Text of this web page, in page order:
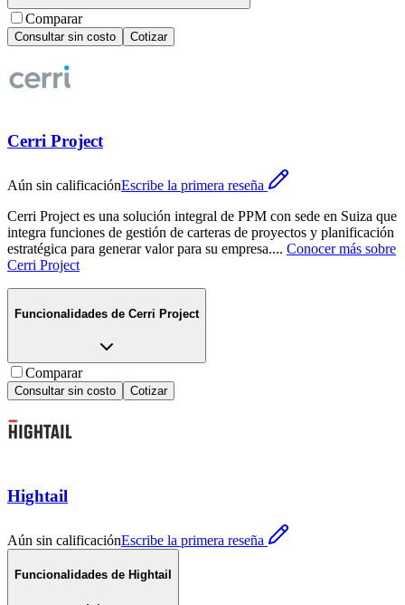
Comparar
Consultar sin costo Cotizar
Cerri Project
Aún sin calificaciónEscribe la primera reseña
Cerri Project es una solución integral de PPM con sede en Suiza que
integra funciones de gestión de carteras de proyectos y planificación
estratégica para generar valor para su empresa.... Conocer más sobre
Cerri Project
Funcionalidades de Cerri Project
Comparar
Consultar sin costo Cotizar
Hightail
Aún sin calificaciónEscribe la primera reseña
Funcionalidades de Hightail